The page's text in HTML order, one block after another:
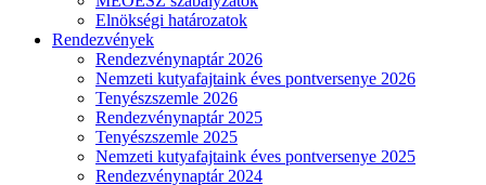
Elnökségi határozatok
Rendezvények
Rendezvénynaptár 2026
Nemzeti kutyafajtaink éves pontversenye 2026
Tenyészszemle 2026
Rendezvénynaptár 2025
Tenyészszemle 2025
Nemzeti kutyafajtaink éves pontversenye 2025
Rendezvénynaptár 2024